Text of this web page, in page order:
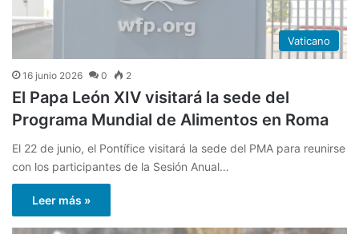
Vaticano
16 junio 2026 0 2
El Papa León XIV visitará la sede del
Programa Mundial de Alimentos en Roma
El 22 de junio, el Pontífice visitará la sede del PMA para reunirse
con los participantes de la Sesión Anual…
Leer más »